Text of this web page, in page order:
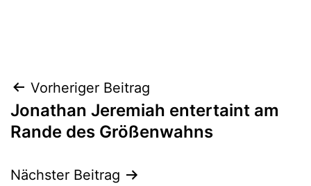
Beitragsnavigation
Vorheriger Beitrag
Jonathan Jeremiah entertaint am
Rande des Größenwahns
Nächster Beitrag